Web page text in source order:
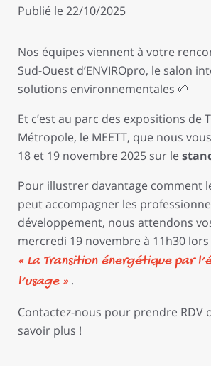
Publié le 22/10/2025
Nos équipes viennent à votre
Sud-Ouest d’ENVIROpro, le salon
solutions environnementales 🌱
Et c’est au parc des expositions de
Métropole, le MEETT, que nous
18 et 19 novembre 2025 sur le
Pour illustrer davantage comment
peut accompagner les
développement, nous attendons
mercredi 19 novembre à 11h30
« La Transition énergétique par
l’usage ».
Contactez-nous pour prendre RDV
savoir plus !